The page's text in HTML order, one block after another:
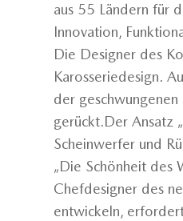
aus 55 Ländern für
Innovation,
Die Designer des
Karosseriedesign.
der
gerückt.Der Ansatz
Scheinwerfer und
„Die Schönheit des
Chefdesigner des
entwickeln,